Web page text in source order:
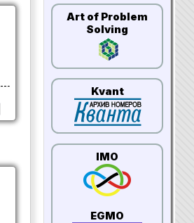
Art of Problem
Solving
Kvant
IMO
EGMO